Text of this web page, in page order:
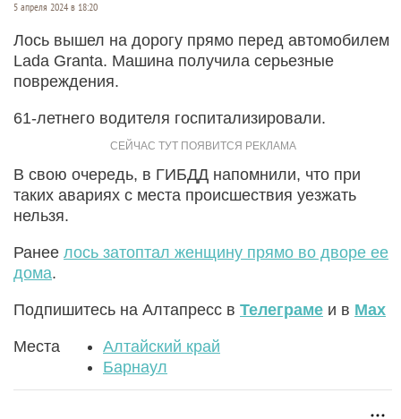
5 апреля 2024 в 18:20
Лось вышел на дорогу прямо перед автомобилем
Lada Granta. Машина получила серьезные
повреждения.
61-летнего водителя госпитализировали.
В свою очередь, в ГИБДД напомнили, что при
таких авариях с места происшествия уезжать
нельзя.
Ранее лось затоптал женщину прямо во дворе ее
дома.
Подпишитесь на Алтапресс в Телеграме и в Max
Места
Алтайский край
Барнаул